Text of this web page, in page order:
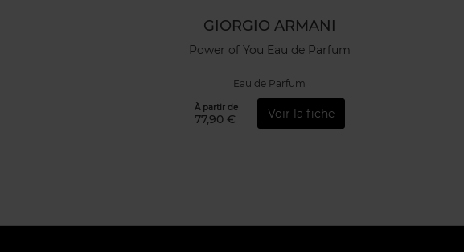
GIORGIO ARMANI
Power of You Eau de Parfum
Eau de Parfum
À partir de
77,90 € Voir la fiche